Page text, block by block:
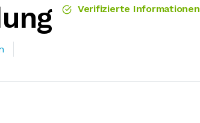
Verifizierte Informationen